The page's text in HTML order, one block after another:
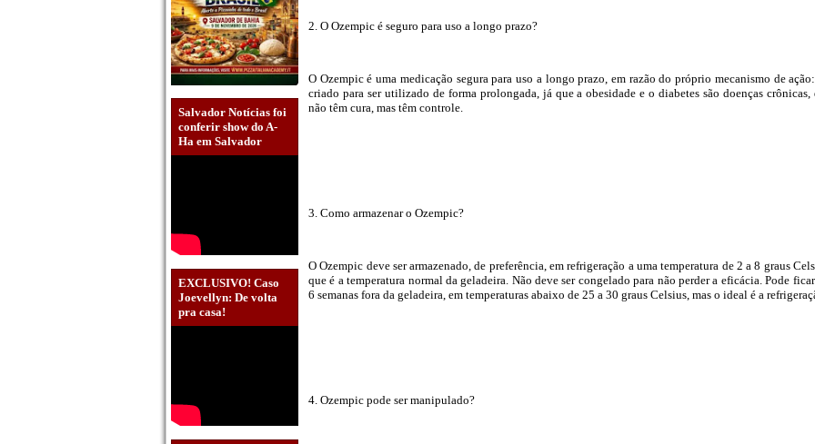
Salvador Notícias foi
conferir show do A-
Ha em Salvador
EXCLUSIVO! Caso
Joevellyn: De volta
pra casa!
2. O Ozempic é seguro para uso a longo prazo?
O Ozempic é uma medicação segura para uso a longo prazo, em razão do próprio mecanismo de
criado para ser utilizado de forma prolongada, já que a obesidade e o diabetes são doenças crônicas,
não têm cura, mas têm controle.
3. Como armazenar o Ozempic?
O Ozempic deve ser armazenado, de preferência, em refrigeração a uma temperatura de 2 a 8 graus
que é a temperatura normal da geladeira. Não deve ser congelado para não perder a eficácia. Pode
6 semanas fora da geladeira, em temperaturas abaixo de 25 a 30 graus Celsius, mas o ideal é a
4. Ozempic pode ser manipulado?